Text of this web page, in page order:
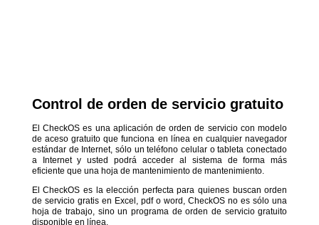
Control de orden de servicio gratuito
El CheckOS es una aplicación de orden de servicio con modelo
de aceso gratuito que funciona en línea en cualquier navegador
estándar de Internet, sólo un teléfono celular o tableta conectado
a Internet y usted podrá acceder al sistema de forma más
eficiente que una hoja de mantenimiento de mantenimiento.
El CheckOS es la elección perfecta para quienes buscan orden
de servicio gratis en Excel, pdf o word, CheckOS no es sólo una
hoja de trabajo, sino un programa de orden de servicio gratuito
disponible en línea.